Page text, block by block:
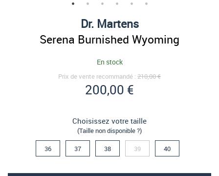
Dr. Martens
Serena Burnished Wyoming
En stock
Prix de vente recommandé : 210,00 €
200,00 €
Choisissez votre taille
(Taille non disponible ?)
36 37 38 39 40